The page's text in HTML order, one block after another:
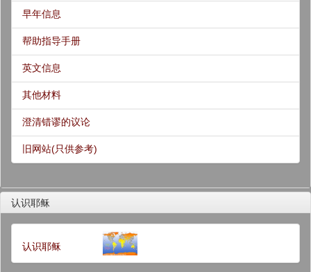
早年信息
帮助指导手册
英文信息
其他材料
澄清错谬的议论
旧网站(只供参考)
认识耶稣
认识耶稣